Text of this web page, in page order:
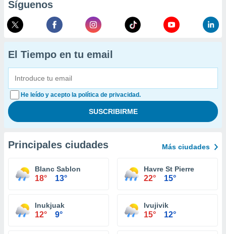
Síguenos
El Tiempo en tu email
He leído y acepto la política de privacidad.
Principales ciudades Más ciudades
Blanc Sablon
18° 13°
Havre St Pierre
22° 15°
Inukjuak
12° 9°
Ivujivik
15° 12°